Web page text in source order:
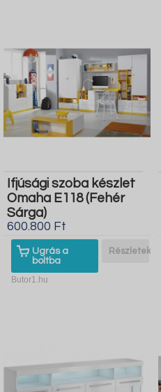
Ifjúsági szoba készlet
Omaha E118 (Fehér
Sárga)
600.800 Ft
Ugrás a
boltba
Részletek
Butor1.hu